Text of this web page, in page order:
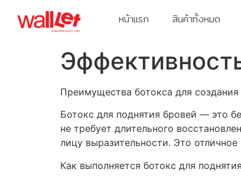
หน้าแรก สินค้าทั้งหมด
Преимущества ботокса для
Ботокс для поднятия бровей — это
не требует длительного
лицу выразительности. Это
Как выполняется ботокс для